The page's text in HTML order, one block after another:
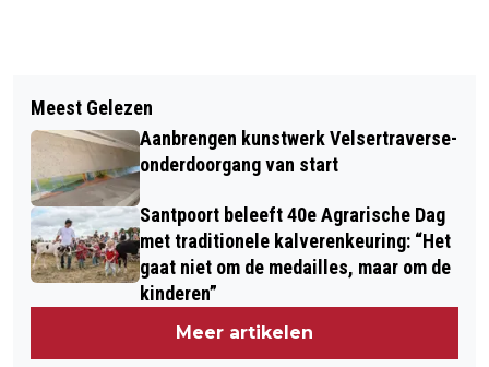
EXPLOSIE BIJ GLENN MILLERLAAN IN
BEVERWIJK
DOLFIJN VERLAAT NA BIJNA 2
MAANDEN NOORDZEEKANAAL
Meest Gelezen
Aanbrengen kunstwerk Velsertraverse-
onderdoorgang van start
Santpoort beleeft 40e Agrarische Dag
met traditionele kalverenkeuring: “Het
gaat niet om de medailles, maar om de
kinderen”
Meer artikelen